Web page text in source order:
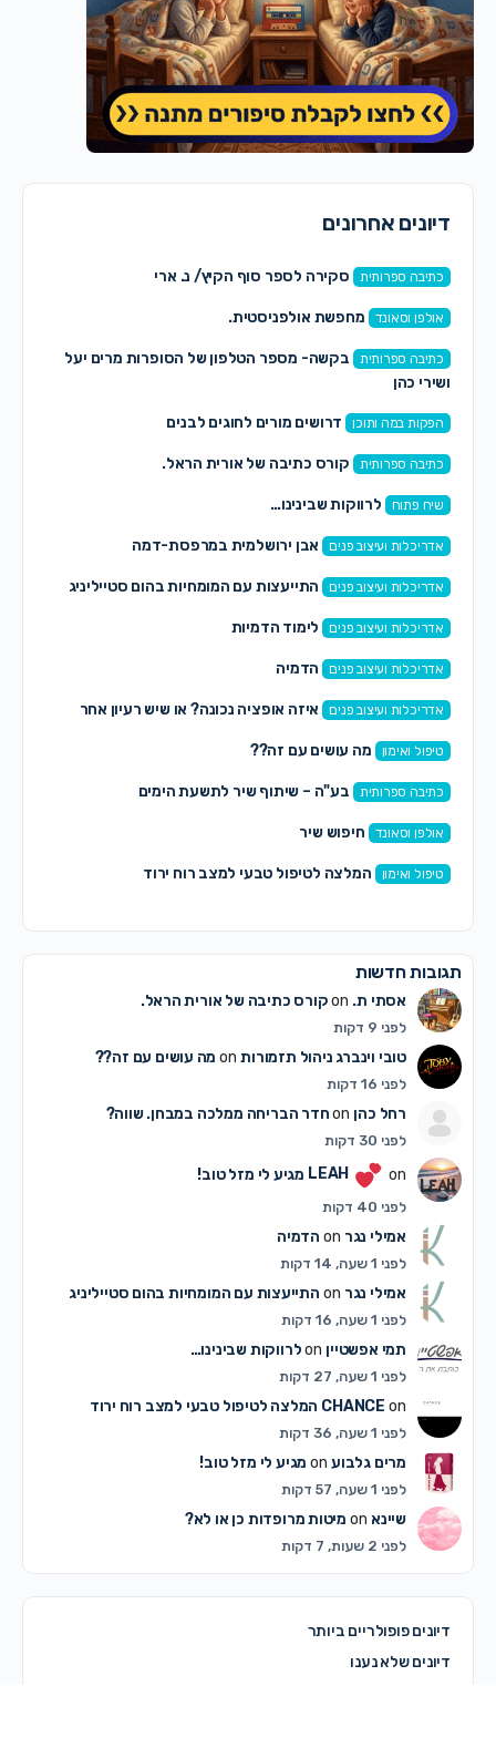
דיונים אחרונים
כתיבה ספרותית סקירה לספר סוף הקיץ/ נ. ארי
אולפן וסאונד מחפשת אולפניסטית.
כתיבה ספרותית
בקשה- מספר הטלפון של הסופרות מרים יעל
ושירי כהן
הפקות במה ותוכן דרושים מורים לחוגים לבנים
כתיבה ספרותית קורס כתיבה של אורית הראל.
שיח פתוח לרווקות שבינינו…
אדריכלות ועיצוב פנים אבן ירושלמית במרפסת-דמה
אדריכלות ועיצוב פנים התייעצות עם המומחיות בהום סטייליניג
אדריכלות ועיצוב פנים לימוד הדמיות
אדריכלות ועיצוב פנים הדמיה
אדריכלות ועיצוב פנים איזה אופציה נכונה? או שיש רעיון אחר
טיפול ואימון מה עושים עם זה??
כתיבה ספרותית בע"ה – שיתוף שיר לתשעת הימים
אולפן וסאונד חיפוש שיר
טיפול ואימון המלצה לטיפול טבעי למצב רוח ירוד
תגובות חדשות
אסתי ת.on קורס כתיבה של אורית הראל.
לפני 9 דקות
טובי וינברג ניהול תזמורותon מה עושים עם זה??
לפני 16 דקות
רחל כהןon חדר הבריחה ממלכה במבחן. שווה?
לפני 30 דקות
LEAH on מגיע לי מזל טוב!
לפני 40 דקות
אמילי נגרon הדמיה
לפני 1 שעה, 14 דקות
אמילי נגרon התייעצות עם המומחיות בהום סטייליניג
לפני 1 שעה, 16 דקות
תמי אפשטייןon לרווקות שבינינו…
לפני 1 שעה, 27 דקות
CHANCEon המלצה לטיפול טבעי למצב רוח ירוד
לפני 1 שעה, 36 דקות
מרים גלבועon מגיע לי מזל טוב!
לפני 1 שעה, 57 דקות
שיינאon מיטות מרופדות כן או לא?
לפני 2 שעות, 7 דקות
דיונים פופולריים ביותר
דיונים שלא נענו